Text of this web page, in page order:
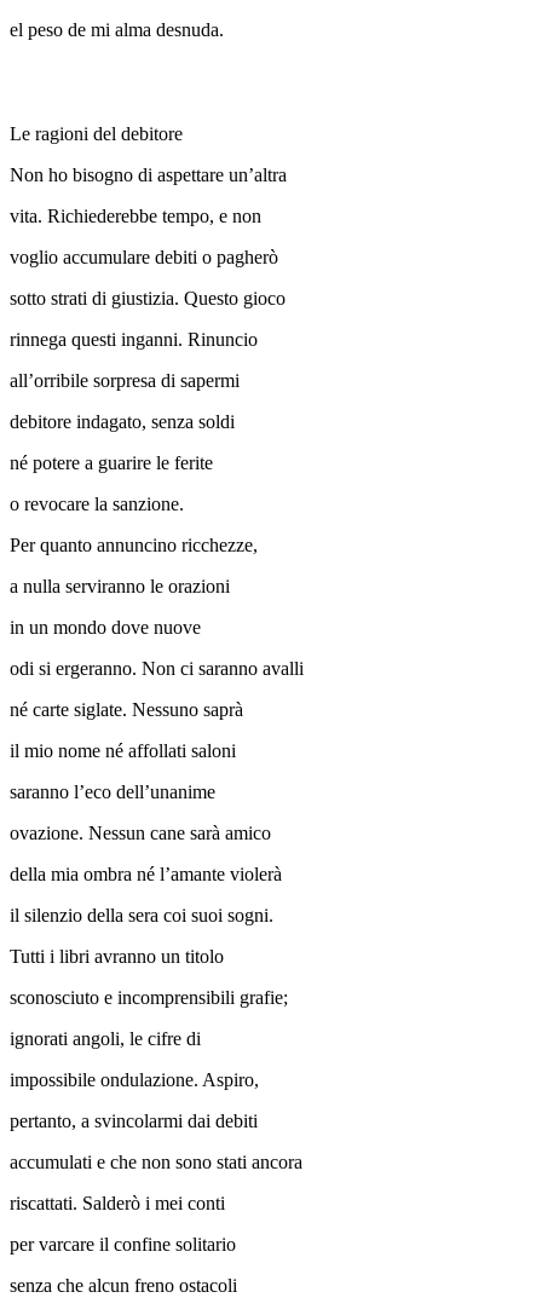
el peso de mi alma desnuda.
Le ragioni del debitore
Non ho bisogno di aspettare un’altra
vita. Richiederebbe tempo, e non
voglio accumulare debiti o pagherò
sotto strati di giustizia. Questo gioco
rinnega questi inganni. Rinuncio
all’orribile sorpresa di sapermi
debitore indagato, senza soldi
né potere a guarire le ferite
o revocare la sanzione.
Per quanto annuncino ricchezze,
a nulla serviranno le orazioni
in un mondo dove nuove
odi si ergeranno. Non ci saranno avalli
né carte siglate. Nessuno saprà
il mio nome né affollati saloni
saranno l’eco dell’unanime
ovazione. Nessun cane sarà amico
della mia ombra né l’amante violerà
il silenzio della sera coi suoi sogni.
Tutti i libri avranno un titolo
sconosciuto e incomprensibili grafie;
ignorati angoli, le cifre di
impossibile ondulazione. Aspiro,
pertanto, a svincolarmi dai debiti
accumulati e che non sono stati ancora
riscattati. Salderò i mei conti
per varcare il confine solitario
senza che alcun freno ostacoli